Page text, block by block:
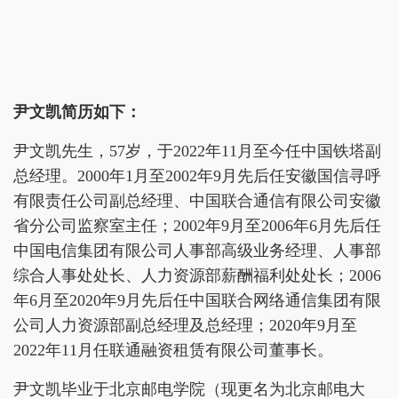
尹文凯简历如下：
尹文凯先生，57岁，于2022年11月至今任中国铁塔副
总经理。2000年1月至2002年9月先后任安徽国信寻呼
有限责任公司副总经理、中国联合通信有限公司安徽
省分公司监察室主任；2002年9月至2006年6月先后任
中国电信集团有限公司人事部高级业务经理、人事部
综合人事处处长、人力资源部薪酬福利处处长；2006
年6月至2020年9月先后任中国联合网络通信集团有限
公司人力资源部副总经理及总经理；2020年9月至
2022年11月任联通融资租赁有限公司董事长。
尹文凯毕业于北京邮电学院（现更名为北京邮电大